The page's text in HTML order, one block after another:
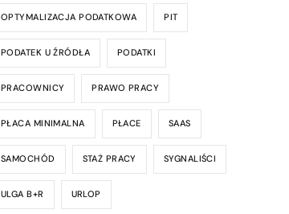
OPTYMALIZACJA PODATKOWA PIT
PODATEK U ŹRÓDŁA PODATKI
PRACOWNICY PRAWO PRACY
PŁACA MINIMALNA PŁACE SAAS
SAMOCHÓD STAŻ PRACY SYGNALIŚCI
ULGA B+R URLOP